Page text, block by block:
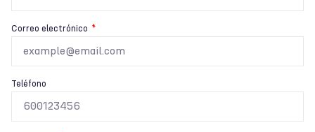
Correo electrónico
Teléfono